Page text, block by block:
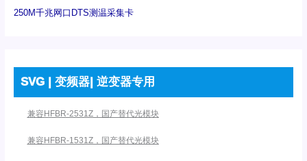
250M千兆网口DTS测温采集卡
SVG | 变频器| 逆变器专用
兼容HFBR-2531Z，国产替代光模块
兼容HFBR-1531Z，国产替代光模块